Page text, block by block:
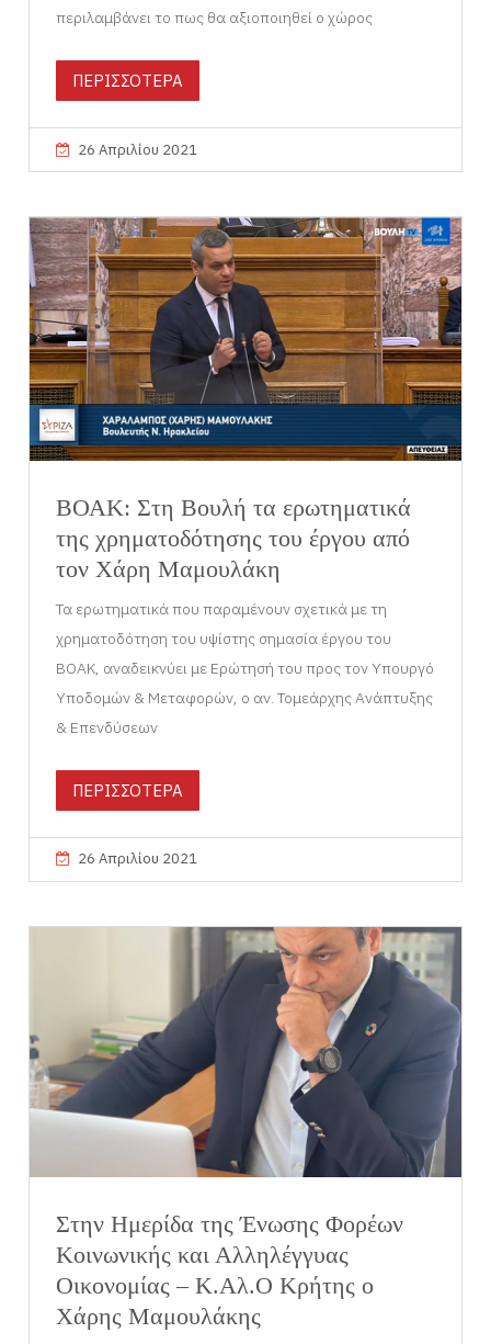
περιλαμβάνει το πως θα αξιοποιηθεί ο χώρος
ΠΕΡΙΣΣΟΤΕΡΑ
26 Απριλίου 2021
ΒΟΑΚ: Στη Βουλή τα ερωτηματικά
της χρηματοδότησης του έργου από
τον Χάρη Μαμουλάκη
Τα ερωτηματικά που παραμένουν σχετικά με τη
χρηματοδότηση του υψίστης σημασία έργου του
ΒΟΑΚ, αναδεικνύει με Ερώτησή του προς τον Υπουργό
Υποδομών & Μεταφορών, ο αν. Τομεάρχης Ανάπτυξης
& Επενδύσεων
ΠΕΡΙΣΣΟΤΕΡΑ
26 Απριλίου 2021
Στην Ημερίδα της Ένωσης Φορέων
Κοινωνικής και Αλληλέγγυας
Οικονομίας – Κ.Αλ.Ο Κρήτης ο
Χάρης Μαμουλάκης